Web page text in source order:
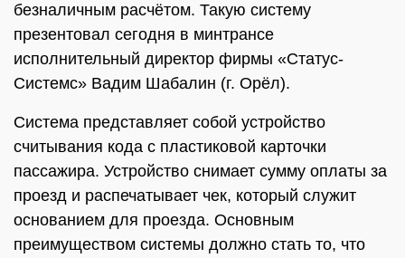
безналичным расчётом. Такую систему
презентовал сегодня в минтрансе
исполнительный директор фирмы «Статус-
Системс» Вадим Шабалин (г. Орёл).
Система представляет собой устройство
считывания кода с пластиковой карточки
пассажира. Устройство снимает сумму оплаты за
проезд и распечатывает чек, который служит
основанием для проезда. Основным
преимуществом системы должно стать то, что